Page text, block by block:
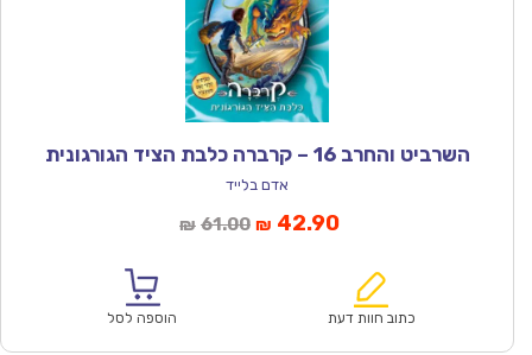
השרביט והחרב 16 – קרברה כלבת הציד הגורגונית
אדם בלייד
₪ 61.00המחיר
₪61.00.
₪ 42.90המחיר
הוא:
כתוב חוות דעת הוספה לסל